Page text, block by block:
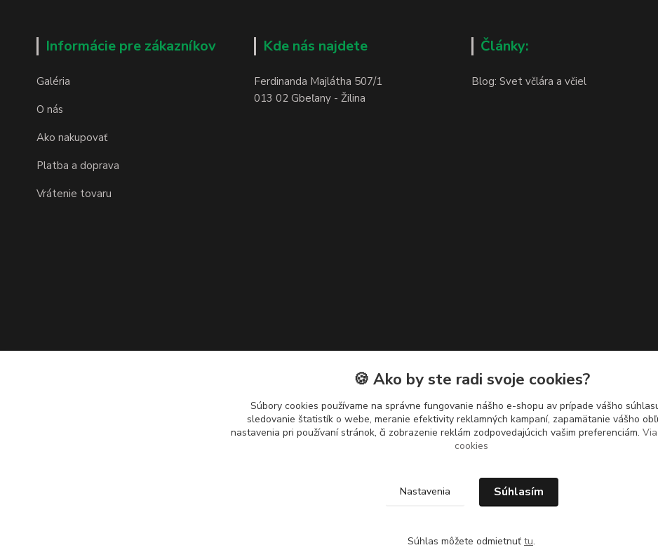
Informácie pre zákazníkov
Galéria
O nás
Ako nakupovať
Platba a doprava
Vrátenie tovaru
Kde nás najdete
Ferdinanda Majlátha 507/1
013 02 Gbeľany - Žilina
Články:
Blog: Svet včlára a včiel
🍪 Ako by ste radi svoje cookies?
Súbory cookies používame na správne fungovanie nášho e-shopu av prípade vášho
sledovanie štatistík o webe, meranie efektivity reklamných kampaní, zapamätanie vášho
nastavenia pri používaní stránok, či zobrazenie reklám zodpovedajúcich vašim preferenciám.
cookies
Nastavenia Súhlasím
Súhlas môžete odmietnuť tu.